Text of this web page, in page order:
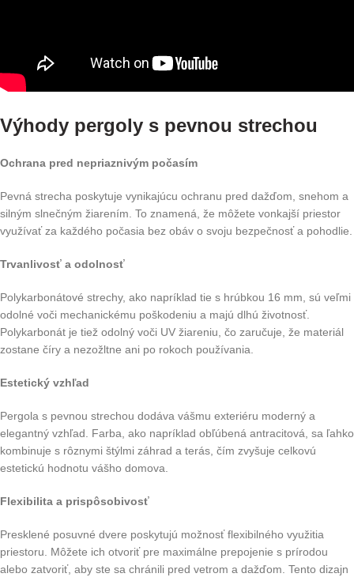
Výhody pergoly s pevnou strechou
Ochrana pred nepriaznivým počasím
Pevná strecha poskytuje vynikajúcu ochranu pred dažďom, snehom a
silným slnečným žiarením. To znamená, že môžete vonkajší priestor
využívať za každého počasia bez obáv o svoju bezpečnosť a pohodlie.
Trvanlivosť a odolnosť
Polykarbonátové strechy, ako napríklad tie s hrúbkou 16 mm, sú veľmi
odolné voči mechanickému poškodeniu a majú dlhú životnosť.
Polykarbonát je tiež odolný voči UV žiareniu, čo zaručuje, že materiál
zostane číry a nezožltne ani po rokoch používania.
Estetický vzhľad
Pergola s pevnou strechou dodáva vášmu exteriéru moderný a
elegantný vzhľad. Farba, ako napríklad obľúbená antracitová, sa ľahko
kombinuje s rôznymi štýlmi záhrad a terás, čím zvyšuje celkovú
estetickú hodnotu vášho domova.
Flexibilita a prispôsobivosť
Presklené posuvné dvere poskytujú možnosť flexibilného využitia
priestoru. Môžete ich otvoriť pre maximálne prepojenie s prírodou
alebo zatvoriť, aby ste sa chránili pred vetrom a dažďom. Tento dizajn